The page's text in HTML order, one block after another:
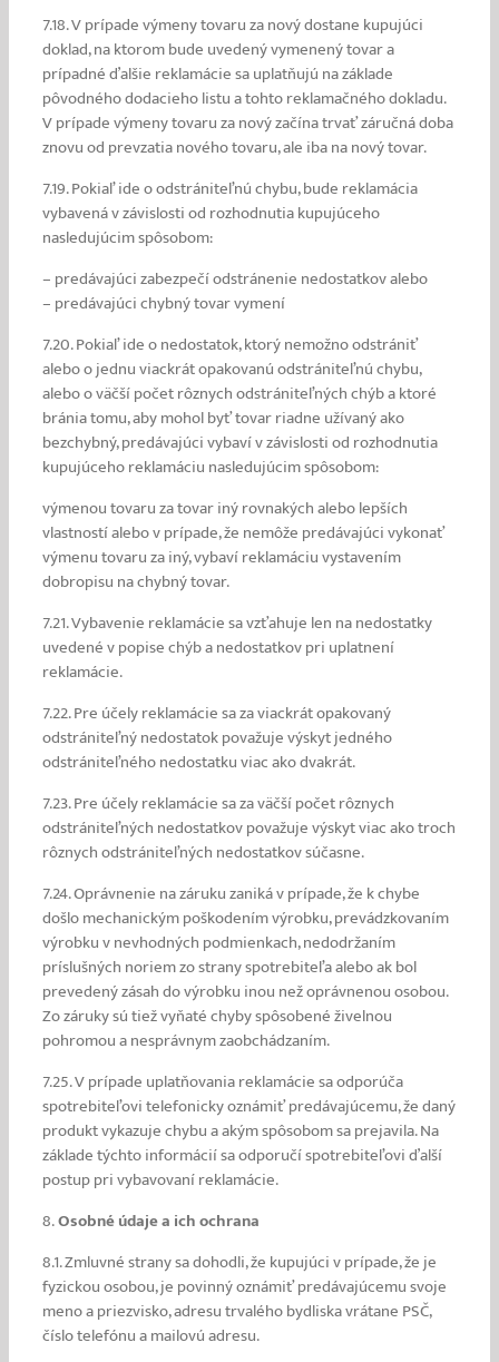
7.18. V prípade výmeny tovaru za nový dostane kupujúci
doklad, na ktorom bude uvedený vymenený tovar a
prípadné ďalšie reklamácie sa uplatňujú na základe
pôvodného dodacieho listu a tohto reklamačného dokladu.
V prípade výmeny tovaru za nový začína trvať záručná doba
znovu od prevzatia nového tovaru, ale iba na nový tovar.
7.19. Pokiaľ ide o odstrániteľnú chybu, bude reklamácia
vybavená v závislosti od rozhodnutia kupujúceho
nasledujúcim spôsobom:
– predávajúci zabezpečí odstránenie nedostatkov alebo
– predávajúci chybný tovar vymení
7.20. Pokiaľ ide o nedostatok, ktorý nemožno odstrániť
alebo o jednu viackrát opakovanú odstrániteľnú chybu,
alebo o väčší počet rôznych odstrániteľných chýb a ktoré
bránia tomu, aby mohol byť tovar riadne užívaný ako
bezchybný, predávajúci vybaví v závislosti od rozhodnutia
kupujúceho reklamáciu nasledujúcim spôsobom:
výmenou tovaru za tovar iný rovnakých alebo lepších
vlastností alebo v prípade, že nemôže predávajúci vykonať
výmenu tovaru za iný, vybaví reklamáciu vystavením
dobropisu na chybný tovar.
7.21. Vybavenie reklamácie sa vzťahuje len na nedostatky
uvedené v popise chýb a nedostatkov pri uplatnení
reklamácie.
7.22. Pre účely reklamácie sa za viackrát opakovaný
odstrániteľný nedostatok považuje výskyt jedného
odstrániteľného nedostatkuviac ako dvakrát.
7.23. Pre účely reklamácie sa za väčší počet rôznych
odstrániteľných nedostatkov považuje výskyt viac ako troch
rôznych odstrániteľných nedostatkov súčasne.
7.24. Oprávnenie na záruku zaniká v prípade, že k chybe
došlo mechanickým poškodením výrobku, prevádzkovaním
výrobku v nevhodných podmienkach, nedodržaním
príslušných noriem zo strany spotrebiteľa alebo ak bol
prevedený zásah do výrobku inou než oprávnenou osobou.
Zo záruky sú tiež vyňaté chyby spôsobené živelnou
pohromou a nesprávnym zaobchádzaním.
7.25. V prípade uplatňovania reklamácie sa odporúča
spotrebiteľovi telefonicky oznámiť predávajúcemu, že daný
produkt vykazuje chybu a akým spôsobom sa prejavila. Na
základe týchto informácií sa odporučí spotrebiteľovi ďalší
postup pri vybavovaní reklamácie.
8.Osobné údaje a ich ochrana
8.1. Zmluvné strany sa dohodli, že kupujúci v prípade, že je
fyzickou osobou, je povinný oznámiť predávajúcemu svoje
meno a priezvisko, adresu trvalého bydliska vrátane PSČ,
číslo telefónu a mailovú adresu.